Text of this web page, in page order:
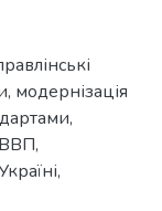
, модернізація
,
ВВП,
,